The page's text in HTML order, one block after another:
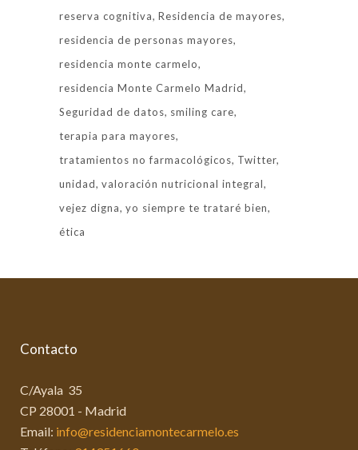
reserva cognitiva Residencia de mayores
residencia de personas mayores
residencia monte carmelo
residencia Monte Carmelo Madrid
Seguridad de datos smiling care
terapia para mayores
tratamientos no farmacológicos Twitter
unidad valoración nutricional integral
vejez digna yo siempre te trataré bien
ética
Contacto
C/Ayala 35
CP 28001 - Madrid
Email: info@residenciamontecarmelo.es